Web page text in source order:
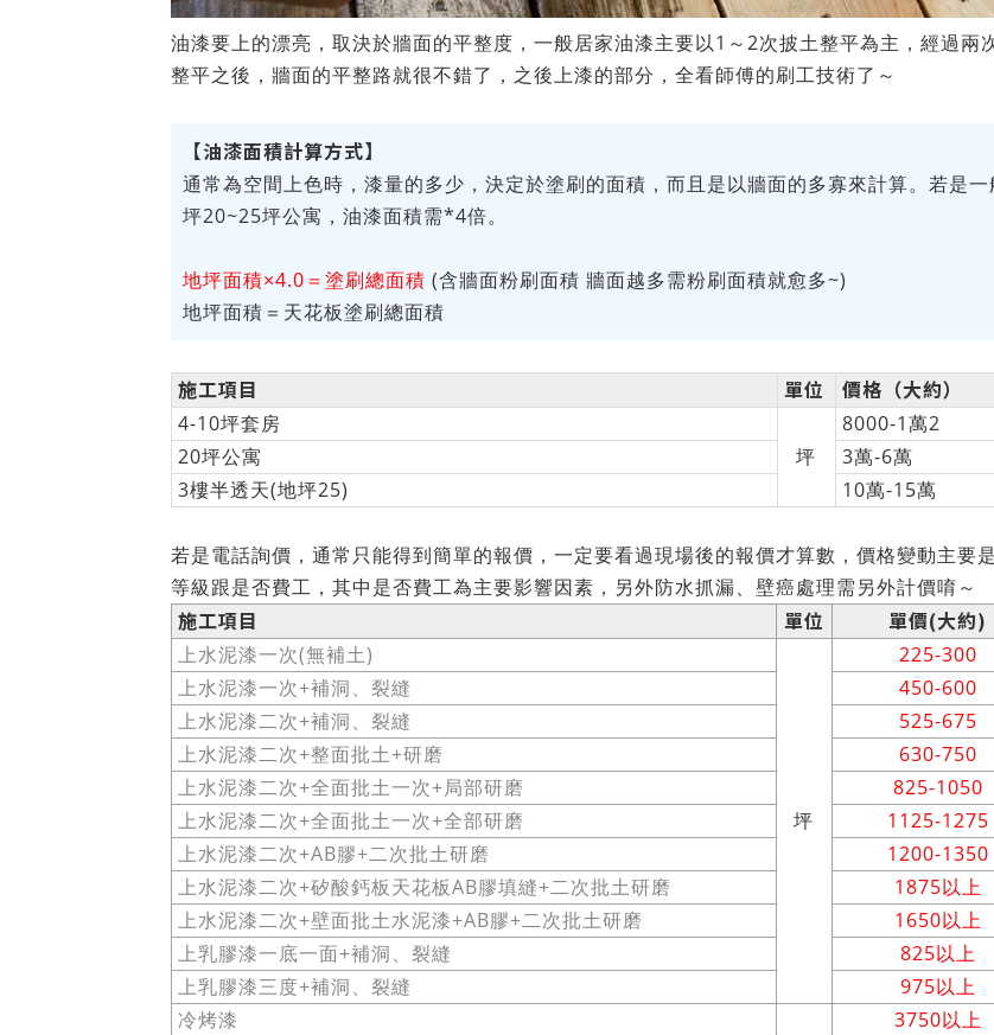
油漆要上的漂亮，取決於牆面的平整度，一般居家油漆主要以1～2次披土整平為主，經過兩
整平之後，牆面的平整路就很不錯了，之後上漆的部分，全看師傅的刷工技術了～
【油漆面積計算方式】
通常為空間上色時，漆量的多少，決定於塗刷的面積，而且是以牆面的多寡來計算。若是一
坪20~25坪公寓，油漆面積需*4倍。
地坪面積×4.0＝塗刷總面積 (含牆面粉刷面積 牆面越多需粉刷面積就愈多~)
地坪面積＝天花板塗刷總面積
施工項目 單位 價格（大約）
4-10坪套房
坪
8000-1萬2
20坪公寓
3萬-6萬
3樓半透天(地坪25)
10萬-15萬
若是電話詢價，通常只能得到簡單的報價，一定要看過現場後的報價才算數，價格變動主要
等級跟是否費工，其中是否費工為主要影響因素，另外防水抓漏、壁癌處理需另外計價唷～
施工項目 單位 單價(大約)
上水泥漆一次(無補土)
坪
225-300
上水泥漆一次+補洞、裂縫
450-600
上水泥漆二次+補洞、裂縫
525-675
上水泥漆二次+整面批土+研磨
630-750
上水泥漆二次+全面批土一次+局部研磨
825-1050
上水泥漆二次+全面批土一次+全部研磨
1125-1275
上水泥漆二次+AB膠+二次批土研磨
1200-1350
上水泥漆二次+矽酸鈣板天花板AB膠填縫+二次批土研磨
1875以上
上水泥漆二次+壁面批土水泥漆+AB膠+二次批土研磨
1650以上
上乳膠漆一底一面+補洞、裂縫
825以上
上乳膠漆三度+補洞、裂縫
975以上
冷烤漆
3750以上